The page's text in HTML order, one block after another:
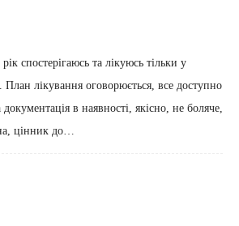
спостерігаюсь та лікуюсь тільки у
лікування оговорюється, все доступно
в наявності, якісно, не боляче,
цінник до…